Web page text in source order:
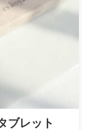
ブレット